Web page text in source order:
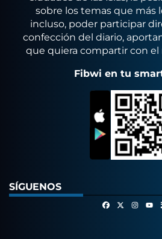
sobre los temas que más
incluso, poder participar
confección del diario,
que quiera compartir con el
Fibwi en tu
SÍGUENOS
Facebook